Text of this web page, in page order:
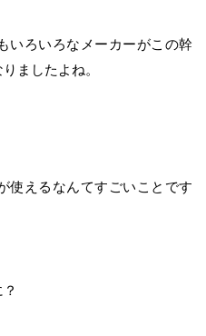
いろいろなメーカーがこの幹
ましたよね。
使えるなんてすごいことです